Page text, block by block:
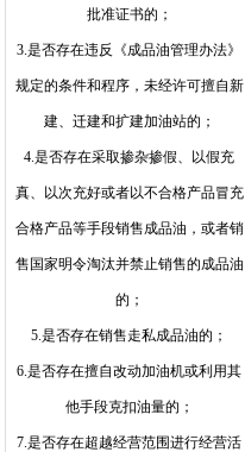
批准证书的；
3.是否存在违反《成品油管理办法》
规定的条件和程序，未经许可擅自新
建、迁建和扩建加油站的；
4.是否存在采取掺杂掺假、以假充
真、以次充好或者以不合格产品冒充
合格产品等手段销售成品油，或者销
售国家明令淘汰并禁止销售的成品油
的；
5.是否存在销售走私成品油的；
6.是否存在擅自改动加油机或利用其
他手段克扣油量的；
7.是否存在超越经营范围进行经营活